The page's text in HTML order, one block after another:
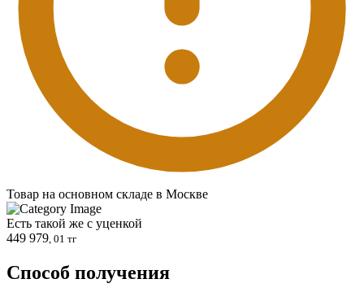
Товар на основном складе в Москве
Есть такой же с уценкой
449 979, 01 тг
Способ получения